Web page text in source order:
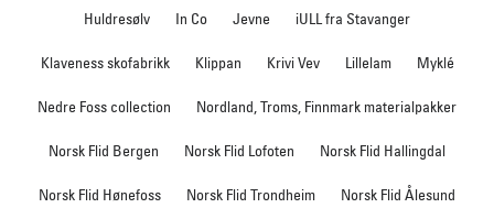
Huldresølv In Co Jevne iULL fra Stavanger
Klaveness skofabrikk Klippan Krivi Vev Lillelam Myklé
Nedre Foss collection Nordland, Troms, Finnmark materialpakker
Norsk Flid Bergen Norsk Flid Lofoten Norsk Flid Hallingdal
Norsk Flid Hønefoss Norsk Flid Trondheim Norsk Flid Ålesund